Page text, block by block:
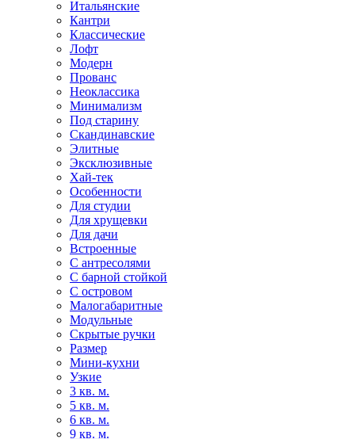
Итальянские
Кантри
Классические
Лофт
Модерн
Прованс
Неоклассика
Минимализм
Под старину
Скандинавские
Элитные
Эксклюзивные
Хай-тек
Особенности
Для студии
Для хрущевки
Для дачи
Встроенные
С антресолями
С барной стойкой
С островом
Малогабаритные
Модульные
Скрытые ручки
Размер
Мини-кухни
Узкие
3 кв. м.
5 кв. м.
6 кв. м.
9 кв. м.